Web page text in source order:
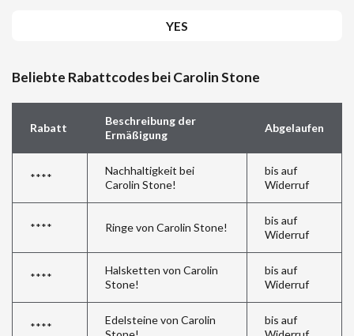
YES
Beliebte Rabattcodes bei Carolin Stone
Rabatt
Beschreibung der
Ermäßigung
Abgelaufen
****
Nachhaltigkeit bei
Carolin Stone!
bis auf
Widerruf
**** Ringe von Carolin Stone!
bis auf
Widerruf
****
Halsketten von Carolin
Stone!
bis auf
Widerruf
****
Edelsteine von Carolin
bis auf